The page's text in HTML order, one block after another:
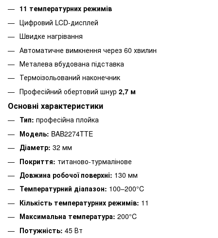
11 температурних режимів
Цифровий LCD-дисплей
Швидке нагрівання
Автоматичне вимкнення через 60 хвилин
Металева вбудована підставка
Термоізольований наконечник
Професійний обертовий шнур 2,7 м
Основні характеристики
Тип: професійна плойка
Модель: BAB2274TTE
Діаметр: 32 мм
Покриття: титаново-турмалінове
Довжина робочої поверхні: 130 мм
Температурний діапазон: 100–200°C
Кількість температурних режимів: 11
Максимальна температура: 200°C
Потужність: 45 Вт